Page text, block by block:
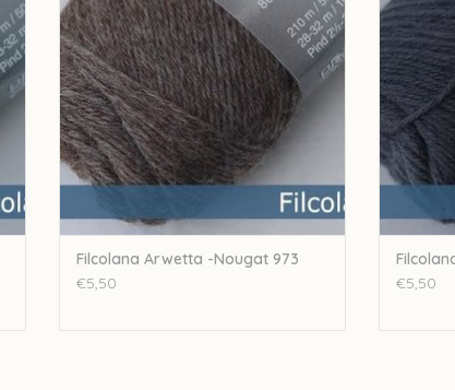
Filcolana Arwetta -Nougat 973
€5,50
€5,50